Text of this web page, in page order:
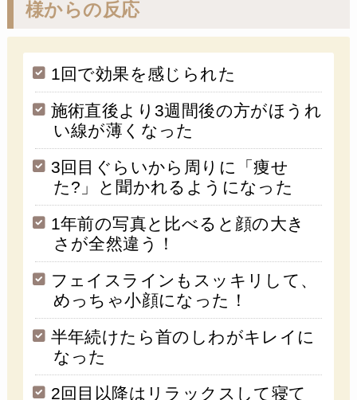
様からの反応
1回で効果を感じられた
施術直後より3週間後の方がほうれ
い線が薄くなった
3回目ぐらいから周りに「痩せ
た?」と聞かれるようになった
1年前の写真と比べると顔の大き
さが全然違う！
フェイスラインもスッキリして、
めっちゃ小顔になった！
半年続けたら首のしわがキレイに
なった
2回目以降はリラックスして寝て